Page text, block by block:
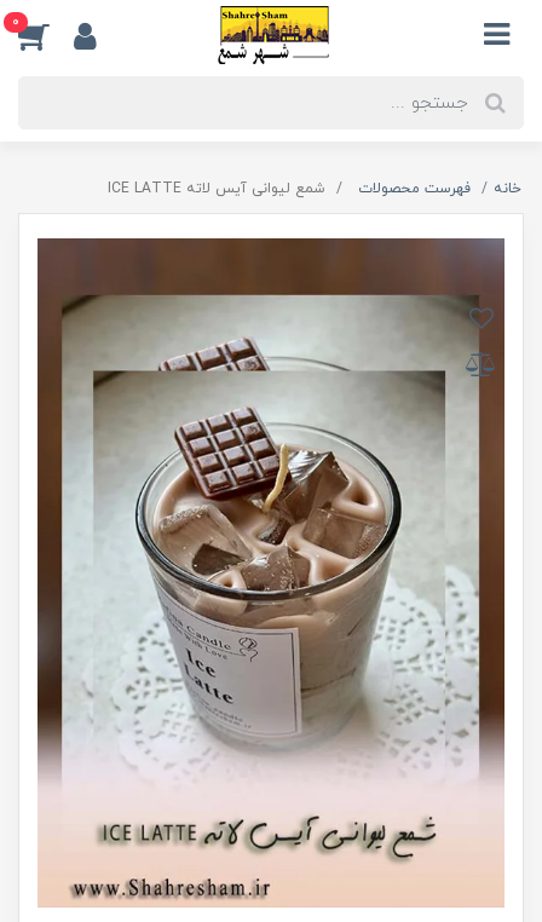
0
خانه فهرست محصولات شمع لیوانی آیس لاته ICE LATTE